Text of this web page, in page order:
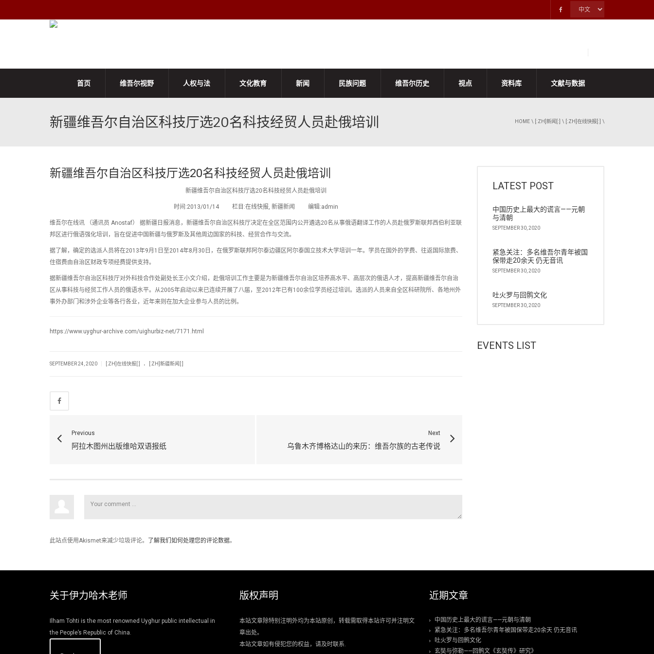
首页 维吾尔视野 人权与法 文化教育 新闻 民族问题 维吾尔历史 视点 资料库 文献与数据
新疆维吾尔自治区科技厅选20名科技经贸人员赴俄培训 HOME \ [:ZH]新闻[:] \ [:ZH]在线快报[:] \
新疆维吾尔自治区科技厅选20名科技经贸人员赴俄培训
新疆维吾尔自治区科技厅选20名科技经贸人员赴俄培训
时间:2013/01/14 栏目:在线快报, 新疆新闻 编辑:admin
维吾尔在线讯 （通讯员 Anostaf） 据新疆日报消息，新疆维吾尔自治区科技厅决定在全区范围内公开遴选20名从事俄语翻译工作的人员赴俄罗斯联邦西伯利亚联
邦区进行俄语强化培训，旨在促进中国新疆与俄罗斯及其他周边国家的科技、经贸合作与交流。
据了解，确定的选派人员将在2013年9月1日至2014年8月30日，在俄罗斯联邦阿尔泰边疆区阿尔泰国立技术大学培训一年。学员在国外的学费、往返国际旅费、
住宿费由自治区财政专项经费提供支持。
据新疆维吾尔自治区科技厅对外科技合作处副处长王小文介绍，赴俄培训工作主要是为新疆维吾尔自治区培养高水平、高层次的俄语人才，提高新疆维吾尔自治
区从事科技与经贸工作人员的俄语水平。从2005年启动以来已连续开展了八届，至2012年已有100余位学员经过培训。选派的人员来自全区科研院所、各地州外
事外办部门和涉外企业等各行各业，近年来则在加大企业参与人员的比例。
https://www.uyghur-archive.com/uighurbiz-net/7171.html
SEPTEMBER 24, 2020 [:ZH]在线快报[:] . [:ZH]新疆新闻[:]
Previous
阿拉木图州出版维哈双语报纸
Next
乌鲁木齐博格达山的来历：维吾尔族的古老传说
此站点使用Akismet来减少垃圾评论。 了解我们如何处理您的评论数据。
LATEST POST
中国历史上最大的谎言——元朝
与清朝
SEPTEMBER 30, 2020
紧急关注：多名维吾尔青年被国
保带走20余天 仍无音讯
SEPTEMBER 30, 2020
吐火罗与回鹘文化
SEPTEMBER 30, 2020
EVENTS LIST
关于伊力哈木老师
Ilham Tohti is the most renowned Uyghur public intellectual in
the People’s Republic of China.
版权声明
本站文章除特别注明外均为本站原创，转载需取得本站许可并注明文
章出处。
本站文章如有侵犯您的权益，请及时联系.
近期文章
中国历史上最大的谎言——元朝与清朝
紧急关注：多名维吾尔青年被国保带走20余天 仍无音讯
吐火罗与回鹘文化
玄奘与弥勒——回鹘文《玄奘传》研究》